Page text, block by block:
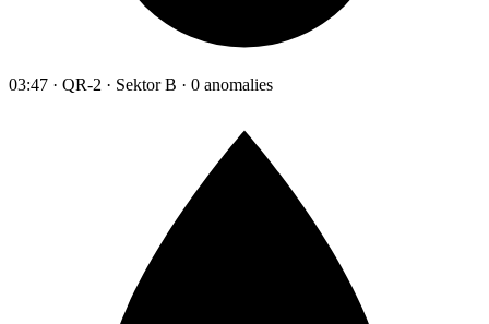
03:47 · QR-2 · Sektor B · 0 anomalies